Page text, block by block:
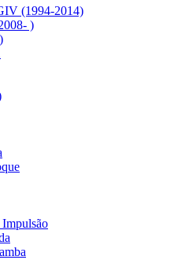
(1994-2014)
)
Impulsão